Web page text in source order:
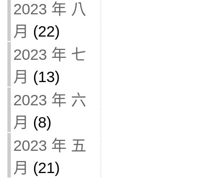
2023 年 八
月 (22)
2023 年 七
月 (13)
2023 年 六
月 (8)
2023 年 五
月 (21)